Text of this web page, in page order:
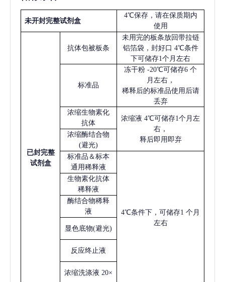
未开封完整试剂盒
4℃保存，请在保质期内
使用
已封完整
试剂盒
抗体包被板条
未用完的板条放回带拉链
铝箔袋，封好口 4℃条件
下可储存1个月左右
标准品
冻干粉 -20℃可储存6 个
月左右，
稀释后的标准品使用后请
丢弃
浓缩生物素化
抗体
浓缩液 4℃可储存1个月左
右，
释后即用即弃
浓缩酶结合物
(避光)
标准品＆标本
通用稀释液
4℃条件下，可储存1 个月
左右
生物素化抗体
稀释液
酶结合物稀释
液
显色底物(避光)
反应终止液
浓缩洗涤液 20×